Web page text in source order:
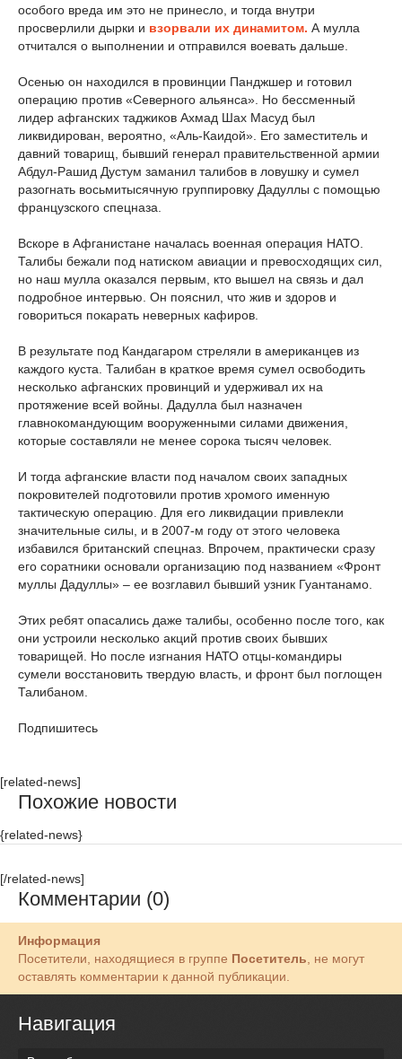
особого вреда им это не принесло, и тогда внутри
просверлили дырки и взорвали их динамитом. А мулла
отчитался о выполнении и отправился воевать дальше.
Осенью он находился в провинции Панджшер и готовил
операцию против «Северного альянса». Но бессменный
лидер афганских таджиков Ахмад Шах Масуд был
ликвидирован, вероятно, «Аль-Каидой». Его заместитель и
давний товарищ, бывший генерал правительственной армии
Абдул-Рашид Дустум заманил талибов в ловушку и сумел
разогнать восьмитысячную группировку Дадуллы с помощью
французского спецназа.
Вскоре в Афганистане началась военная операция НАТО.
Талибы бежали под натиском авиации и превосходящих сил,
но наш мулла оказался первым, кто вышел на связь и дал
подробное интервью. Он пояснил, что жив и здоров и
говориться покарать неверных кафиров.
В результате под Кандагаром стреляли в американцев из
каждого куста. Талибан в краткое время сумел освободить
несколько афганских провинций и удерживал их на
протяжение всей войны. Дадулла был назначен
главнокомандующим вооруженными силами движения,
которые составляли не менее сорока тысяч человек.
И тогда афганские власти под началом своих западных
покровителей подготовили против хромого именную
тактическую операцию. Для его ликвидации привлекли
значительные силы, и в 2007-м году от этого человека
избавился британский спецназ. Впрочем, практически сразу
его соратники основали организацию под названием «Фронт
муллы Дадуллы» – ее возглавил бывший узник Гуантанамо.
Этих ребят опасались даже талибы, особенно после того, как
они устроили несколько акций против своих бывших
товарищей. Но после изгнания НАТО отцы-командиры
сумели восстановить твердую власть, и фронт был поглощен
Талибаном.
Подпишитесь
[related-news]
Похожие новости
{related-news}
[/related-news]
Комментарии (0)
Информация
Посетители, находящиеся в группе Посетитель, не могут
оставлять комментарии к данной публикации.
Навигация